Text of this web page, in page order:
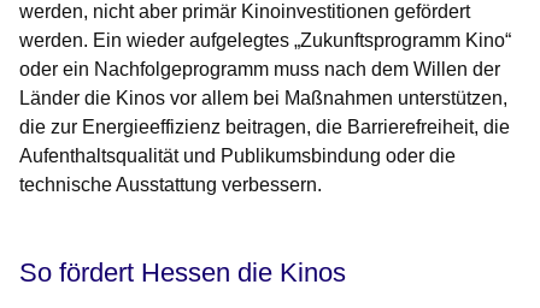
werden, nicht aber primär Kinoinvestitionen gefördert
werden. Ein wieder aufgelegtes „Zukunftsprogramm Kino“
oder ein Nachfolgeprogramm muss nach dem Willen der
Länder die Kinos vor allem bei Maßnahmen unterstützen,
die zur Energieeffizienz beitragen, die Barrierefreiheit, die
Aufenthaltsqualität und Publikumsbindung oder die
technische Ausstattung verbessern.
So fördert Hessen die Kinos